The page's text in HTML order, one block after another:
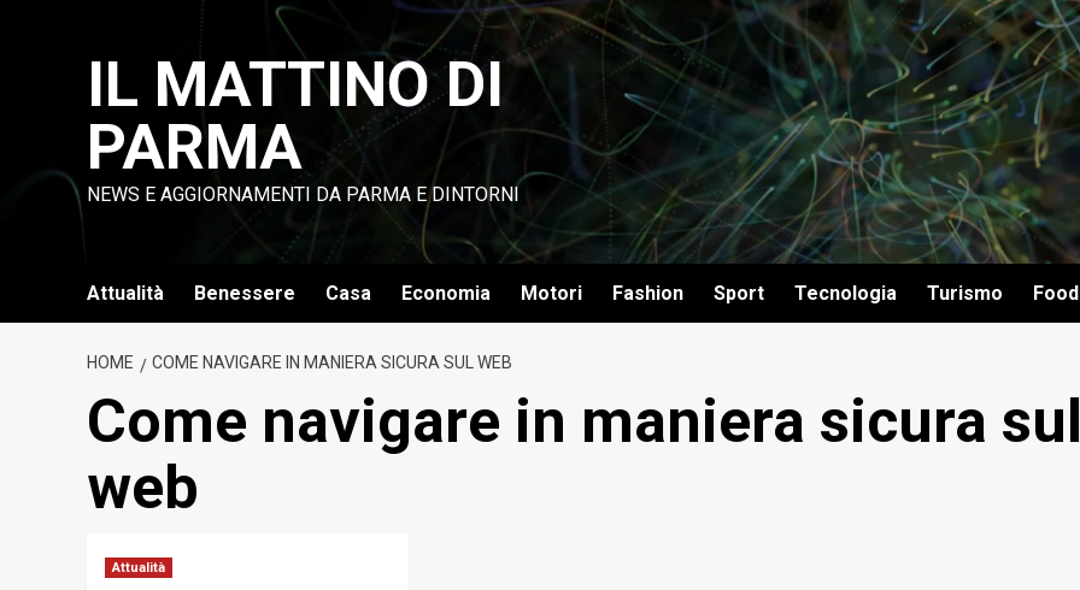
IL MATTINO DI
PARMA
NEWS E AGGIORNAMENTI DA PARMA E DINTORNI
Attualità Benessere Casa Economia Motori Fashion Sport Tecnologia Turismo Food
HOME COME NAVIGARE IN MANIERA SICURA SUL WEB
Come navigare in maniera sicura sul
web
Attualità